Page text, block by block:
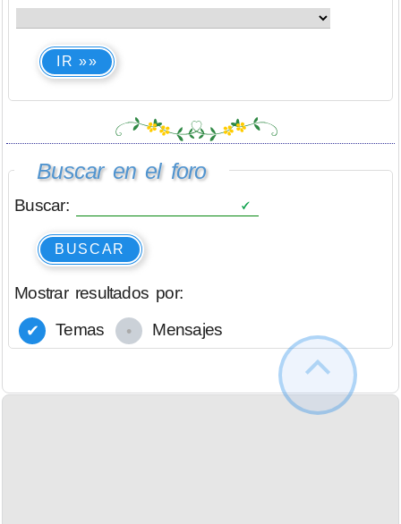
IR »»
Buscar en el foro
Buscar:
BUSCAR
Mostrar resultados por:
Temas
Mensajes